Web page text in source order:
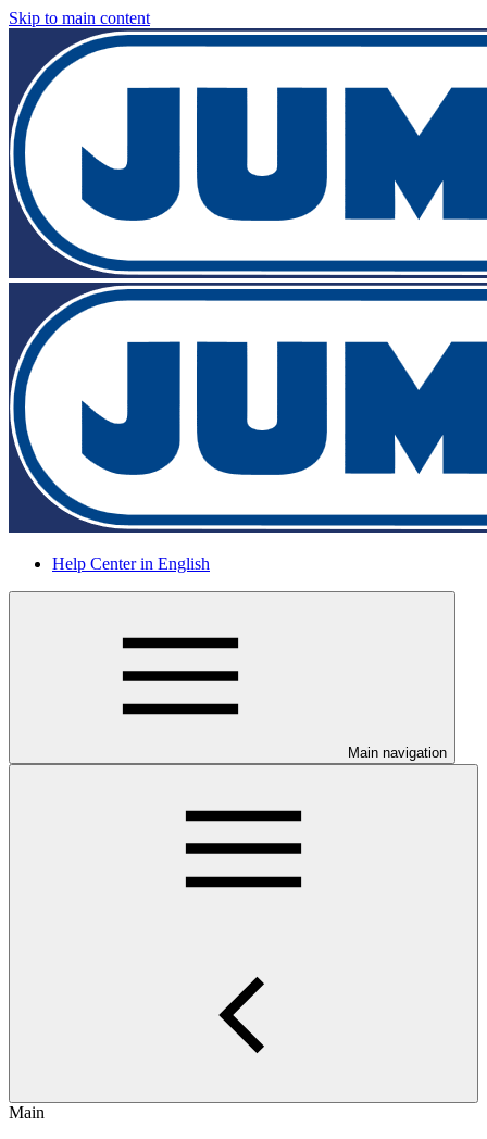
Skip to main content
Help Center in English
Main navigation
Main